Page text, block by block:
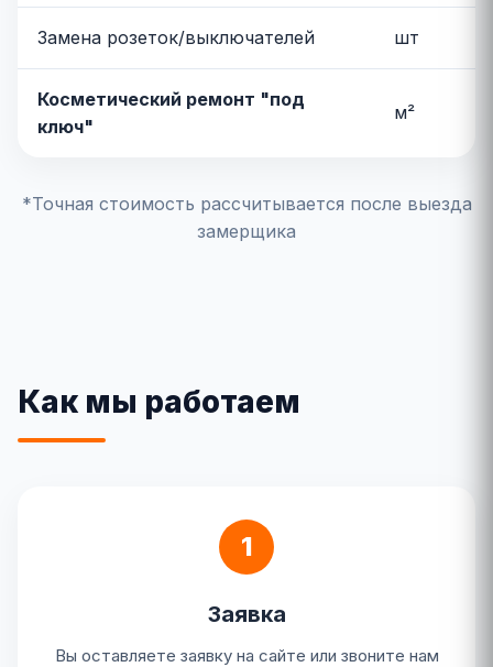
Замена розеток/выключателей шт
Косметический ремонт "под
ключ"
м²
*Точная стоимость рассчитывается после выезда
замерщика
Как мы работаем
1
Заявка
Вы оставляете заявку на сайте или звоните нам